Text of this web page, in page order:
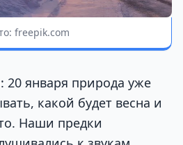
freepik.com
20 января природа уже
какой будет весна и
Наши предки